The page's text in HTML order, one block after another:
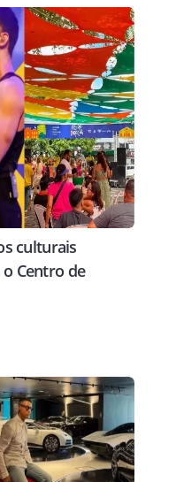
culturais
Centro de